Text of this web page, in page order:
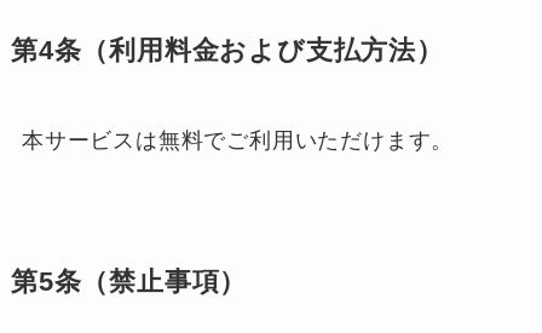
第4条（利用料金および支払方法）
本サービスは無料でご利用いただけます。
第5条（禁止事項）